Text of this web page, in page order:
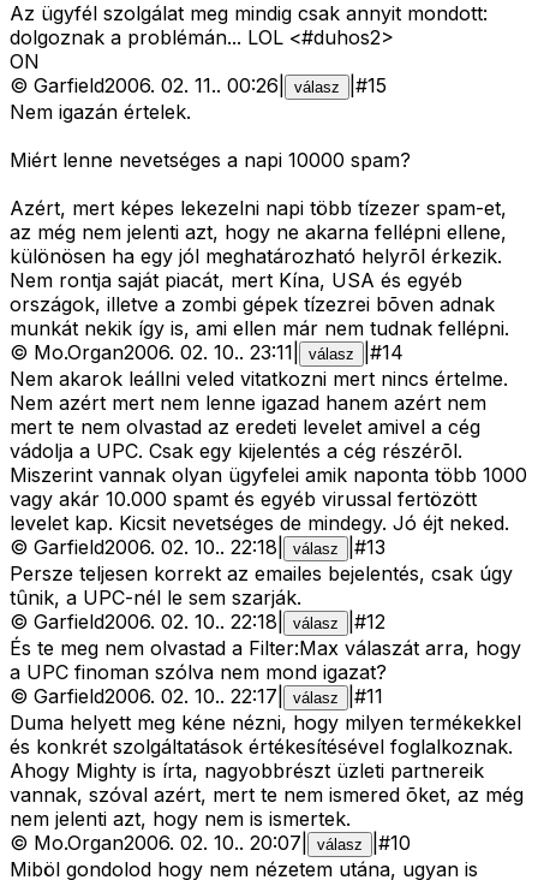
Az ügyfél szolgálat meg mindig csak annyit mondott:
dolgoznak a problémán... LOL <#duhos2>
ON
© Garfield2006. 02. 11.. 00:26 válasz #15
Nem igazán értelek.
Miért lenne nevetséges a napi 10000 spam?
Azért, mert képes lekezelni napi több tízezer spam-et,
az még nem jelenti azt, hogy ne akarna fellépni ellene,
különösen ha egy jól meghatározható helyrõl érkezik.
Nem rontja saját piacát, mert Kína, USA és egyéb
országok, illetve a zombi gépek tízezrei bõven adnak
munkát nekik így is, ami ellen már nem tudnak fellépni.
© Mo.Organ2006. 02. 10.. 23:11 válasz #14
Nem akarok leállni veled vitatkozni mert nincs értelme.
Nem azért mert nem lenne igazad hanem azért nem
mert te nem olvastad az eredeti levelet amivel a cég
vádolja a UPC. Csak egy kijelentés a cég részérõl.
Miszerint vannak olyan ügyfelei amik naponta több 1000
vagy akár 10.000 spamt és egyéb virussal fertözött
levelet kap. Kicsit nevetséges de mindegy. Jó éjt neked.
© Garfield2006. 02. 10.. 22:18 válasz #13
Persze teljesen korrekt az emailes bejelentés, csak úgy
tûnik, a UPC-nél le sem szarják.
© Garfield2006. 02. 10.. 22:18 válasz #12
És te meg nem olvastad a Filter:Max válaszát arra, hogy
a UPC finoman szólva nem mond igazat?
© Garfield2006. 02. 10.. 22:17 válasz #11
Duma helyett meg kéne nézni, hogy milyen termékekkel
és konkrét szolgáltatások értékesítésével foglalkoznak.
Ahogy Mighty is írta, nagyobbrészt üzleti partnereik
vannak, szóval azért, mert te nem ismered õket, az még
nem jelenti azt, hogy nem is ismertek.
© Mo.Organ2006. 02. 10.. 20:07 válasz #10
Miböl gondolod hogy nem nézetem utána, ugyan is